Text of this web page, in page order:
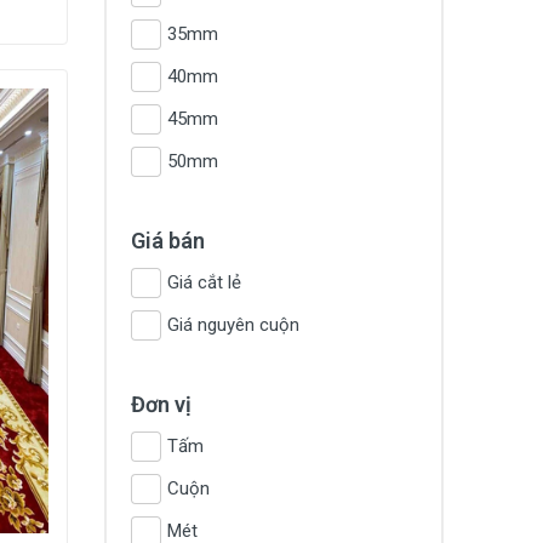
35mm
40mm
45mm
50mm
Giá bán
Giá cắt lẻ
Giá nguyên cuộn
Đơn vị
Tấm
Cuộn
Mét